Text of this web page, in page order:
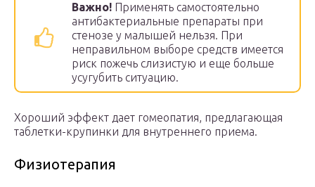
Важно! Применять самостоятельно
антибактериальные препараты при
стенозе у малышей нельзя. При
неправильном выборе средств имеется
риск пожечь слизистую и еще больше
усугубить ситуацию.
Хороший эффект дает гомеопатия, предлагающая
таблетки-крупинки для внутреннего приема.
Физиотерапия